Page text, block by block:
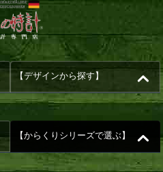
【デザインから探す】
【からくりシリーズで選ぶ】